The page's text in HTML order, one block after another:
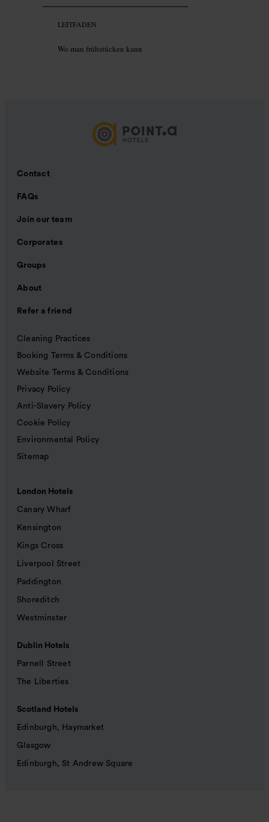
LEITFADEN
Wo man frühstücken kann
Contact
FAQs
Join our team
Corporates
Groups
About
Refer a friend
Cleaning Practices
Booking Terms & Conditions
Website Terms & Conditions
Privacy Policy
Anti-Slavery Policy
Cookie Policy
Environmental Policy
Sitemap
London Hotels
Canary Wharf
Kensington
Kings Cross
Liverpool Street
Paddington
Shoreditch
Westminster
Dublin Hotels
Parnell Street
The Liberties
Scotland Hotels
Edinburgh, Haymarket
Glasgow
Edinburgh, St Andrew Square